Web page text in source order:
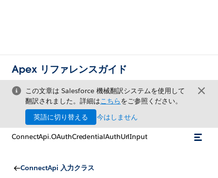
Apex リファレンスガイド
この文章は Salesforce 機械翻訳システムを使用して
翻訳されました。詳細はこちらをご参照ください。
英語に切り替える
今はしません
ConnectApi.OAuthCredentialAuthUrlInput
ConnectApi 入力クラス